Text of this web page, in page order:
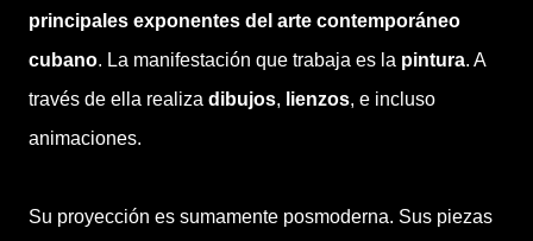
principales exponentes del arte contemporáneo
cubano. La manifestación que trabaja es la pintura. A
través de ella realiza dibujos, lienzos, e incluso
animaciones.
Su proyección es sumamente posmoderna. Sus piezas